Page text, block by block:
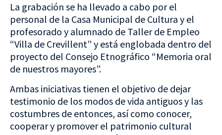
La grabación se ha llevado a cabo por el
personal de la Casa Municipal de Cultura y el
profesorado y alumnado de Taller de Empleo
“Villa de Crevillent” y está englobada dentro del
proyecto del Consejo Etnográfico “Memoria oral
de nuestros mayores”.
Ambas iniciativas tienen el objetivo de dejar
testimonio de los modos de vida antiguos y las
costumbres de entonces, así como conocer,
cooperar y promover el patrimonio cultural